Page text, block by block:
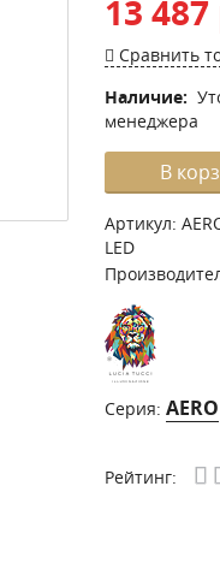
13
Сравнить
Наличие:
менеджера
В
Артикул:
LED
Серия: AERO
Рейтинг: